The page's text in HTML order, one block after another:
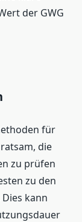
der GWG
für
die
zu prüfen
zu den
kann